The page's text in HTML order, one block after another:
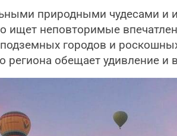
природными чудесами и
ищет неповторимые
городов и
региона обещает удивление и